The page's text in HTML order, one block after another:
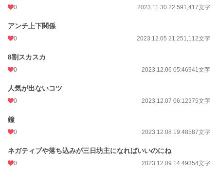
0 2023.11.30 22:591,417文字
アンチ上下関係
0 2023.12.05 21:251,112文字
8割スカスカ
0 2023.12.06 05:46941文字
人気が出ないコツ
0 2023.12.07 06:12375文字
鐘
0 2023.12.08 19:48587文字
ネガティブや落ち込みが三日坊主になればいいのにね
0 2023.12.09 14:49354文字